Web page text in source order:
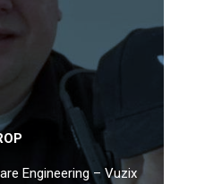
Engineering – Vuzix